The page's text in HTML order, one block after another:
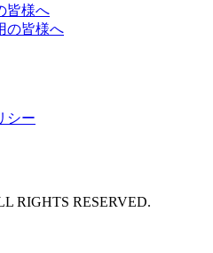
皆様へ
の皆様へ
シー
RIGHTS RESERVED.